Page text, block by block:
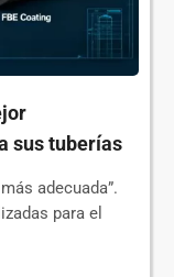
sus tuberías
adecuada”.
para el